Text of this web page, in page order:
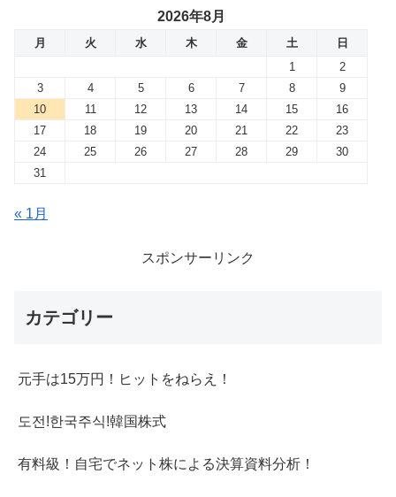
2026年8月
月 火 水 木 金 土
日
1
2
3
4 5 6 7 8
9
10
11 12 13 14 15
16
17
18 19 20 21 22
23
24
25 26 27 28 29
30
31
« 1月
スポンサーリンク
カテゴリー
元手は15万円！ヒットをねらえ！
도전!한국주식!韓国株式
有料級！自宅でネット株による決算資料分析！